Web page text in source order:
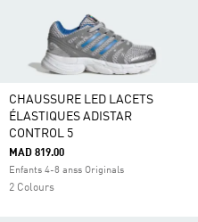
CHAUSSURE LED LACETS
ÉLASTIQUES ADISTAR
CONTROL 5
MAD 819.00
Enfants 4-8 anss Originals
2 Colours